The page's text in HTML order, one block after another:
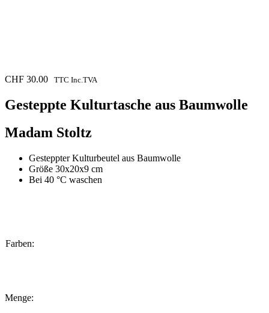
CHF 30.00 TTC Inc.TVA
Gesteppte Kulturtasche aus Baumwolle
Madam Stoltz
Gesteppter Kulturbeutel aus Baumwolle
Größe 30x20x9 cm
Bei 40 °C waschen
Farben:
Menge: